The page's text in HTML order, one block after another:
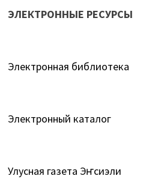
ЭЛЕКТРОННЫЕ РЕСУРСЫ
Электронная библиотека
Электронный каталог
Улусная газета Эҥсиэли